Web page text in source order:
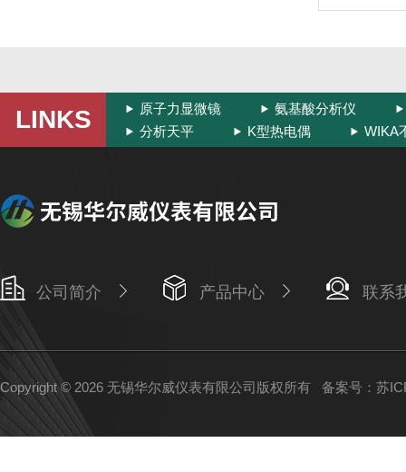
LINKS 原子力显微镜
氨基酸分析仪
分析天平
K型热电偶 WIKA
公司简介 产品中心 联系
Copyright © 2026 无锡华尔威仪表有限公司版权所有 备案号：苏